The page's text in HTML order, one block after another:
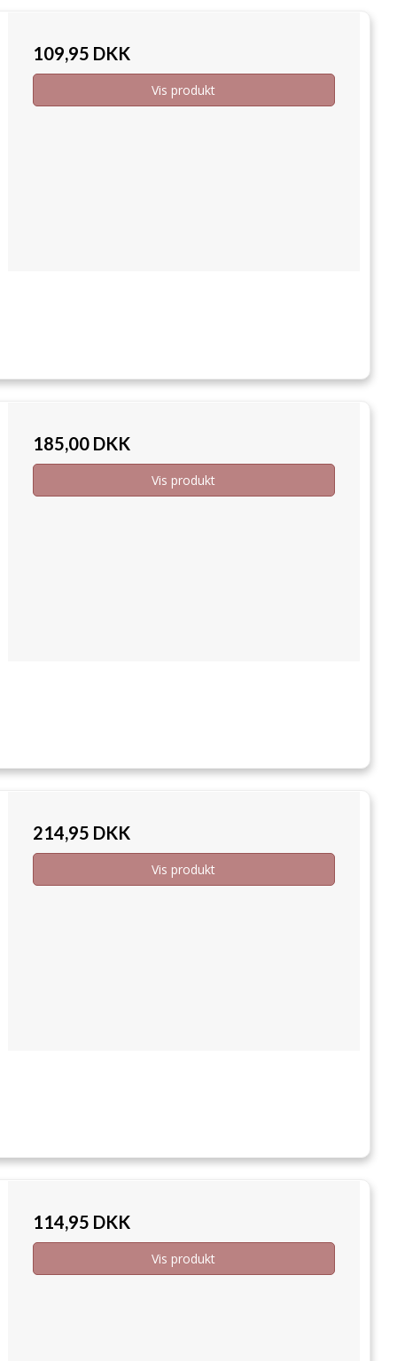
109,95 DKK
Vis produkt
185,00 DKK
Vis produkt
214,95 DKK
Vis produkt
114,95 DKK
Vis produkt